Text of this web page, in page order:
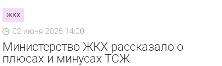
ЖКХ
02 июня 2026 14:00
Министерство ЖКХ рассказало о
плюсах и минусах ТСЖ